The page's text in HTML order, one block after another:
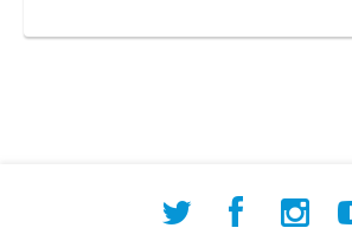
digitales. Contiene información